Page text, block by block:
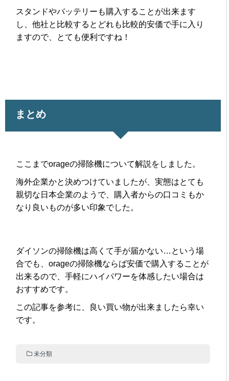
スタンドやバッテリーも購入することが出来ます
し、他社と比較するとどれも比較的安価で手に入り
ますので、とても便利ですね！
まとめ
ここまでorageの掃除機について解説をしました。
海外企業かと決めつけていましたが、実態はとても
親切な日本企業のようで、購入者からの口コミもか
なり良いものが多い印象でした。
ダイソンの掃除機は高くて手が届かない…という場
合でも、orageの掃除機ならば安価で購入することが
出来るので、手軽にハイパワーを体感したい場合は
おすすめです。
この記事を参考に、良い買い物が出来ましたら幸い
です。
未分類